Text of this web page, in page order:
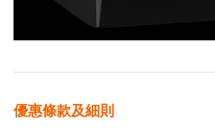
優惠條款及細則